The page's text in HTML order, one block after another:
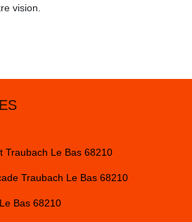
vision.
Traubach Le Bas 68210
Traubach Le Bas 68210
Bas 68210